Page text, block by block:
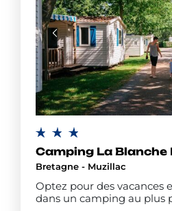
Camping La Blanche
Bretagne - Muzillac
Optez pour des vacances
dans un camping au plus